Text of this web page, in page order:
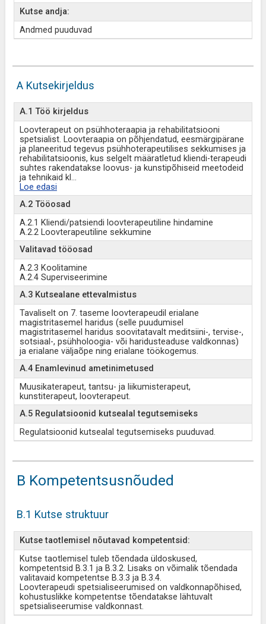
Kutse andja:
Andmed puuduvad
A Kutsekirjeldus
A.1 Töö kirjeldus
Loovterapeut on psühhoteraapia ja rehabilitatsiooni
spetsialist. Loovteraapia on põhjendatud, eesmärgipärane
ja planeeritud tegevus psühhoterapeutilises sekkumises ja
rehabilitatsioonis, kus selgelt määratletud kliendi-terapeudi
suhtes rakendatakse loovus- ja kunstipõhiseid meetodeid
ja tehnikaid kl...
Loe edasi
A.2 Tööosad
A.2.1 Kliendi/patsiendi loovterapeutiline hindamine
A.2.2 Loovterapeutiline sekkumine
Valitavad tööosad
A.2.3 Koolitamine
A.2.4 Superviseerimine
A.3 Kutsealane ettevalmistus
Tavaliselt on 7. taseme loovterapeudil erialane
magistritasemel haridus (selle puudumisel
magistritasemel haridus soovitatavalt meditsiini-, tervise-,
sotsiaal-, psühholoogia- või haridusteaduse valdkonnas)
ja erialane väljaõpe ning erialane töökogemus.
A.4 Enamlevinud ametinimetused
Muusikaterapeut, tantsu- ja liikumisterapeut,
kunstiterapeut, loovterapeut.
A.5 Regulatsioonid kutsealal tegutsemiseks
Regulatsioonid kutsealal tegutsemiseks puuduvad.
B Kompetentsusnõuded
B.1 Kutse struktuur
Kutse taotlemisel nõutavad kompetentsid:
Kutse taotlemisel tuleb tõendada üldoskused,
kompetentsid B.3.1 ja B.3.2. Lisaks on võimalik tõendada
valitavaid kompetentse B.3.3 ja B.3.4.
Loovterapeudi spetsialiseerumised on valdkonnapõhised,
kohustuslikke kompetentse tõendatakse lähtuvalt
spetsialiseerumise valdkonnast.